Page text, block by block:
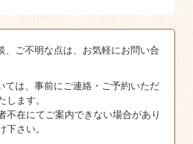
、ご不明な点は、お気軽にお問い合
ては、事前にご連絡・ご予約いただ
します。
在にてご案内できない場合があり
下さい。